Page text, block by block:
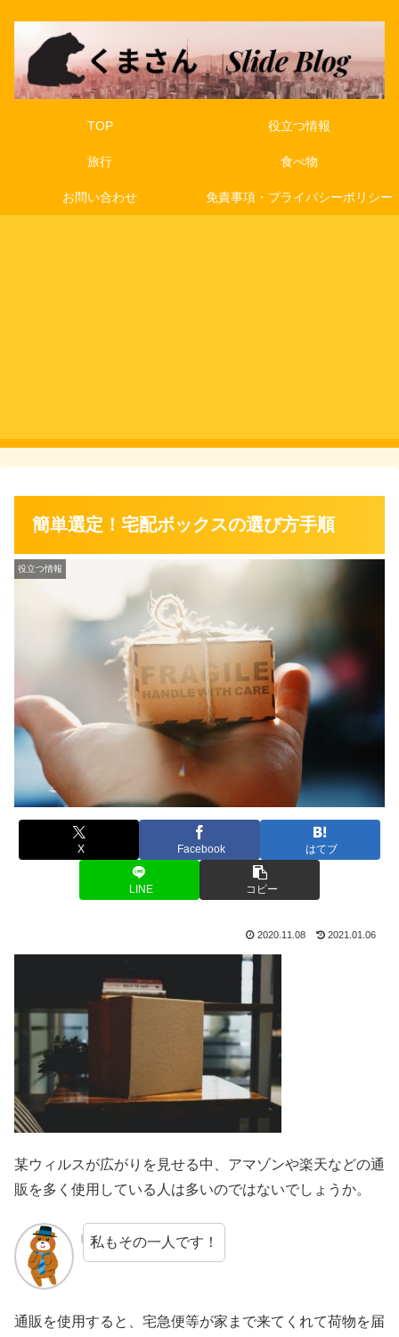
TOP 役立つ情報
旅行 食べ物
お問い合わせ 免責事項・プライバシーポリシー
簡単選定！宅配ボックスの選び方手順
役立つ情報
X Facebook はてブ
LINE コピー
2020.11.08 2021.01.06
某ウィルスが広がりを見せる中、アマゾンや楽天などの通
販を多く使用している人は多いのではないでしょうか。
私もその一人です！
通販を使用すると、宅急便等が家まで来てくれて荷物を届